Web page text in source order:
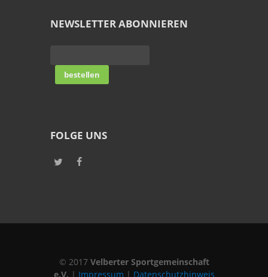
NEWSLETTER ABONNIEREN
FOLGE UNS
© 2017 Velberter Sportgemeinschaft
e.V. | Impressum | Datenschutzhinweis